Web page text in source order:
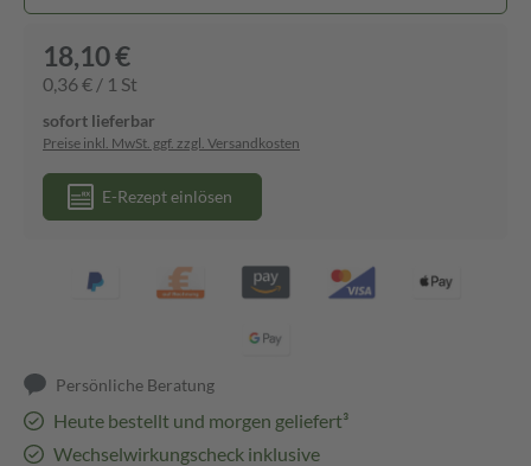
18,10 €
0,36 € / 1 St
sofort lieferbar
Preise inkl. MwSt. ggf. zzgl. Versandkosten
E-Rezept einlösen
Persönliche Beratung
Heute bestellt und morgen geliefert³
Wechselwirkungscheck inklusive